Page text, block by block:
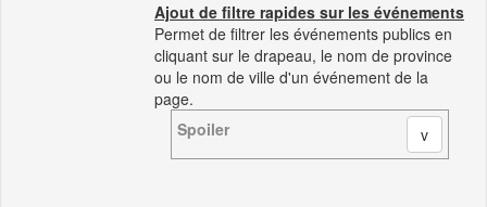
Ajout de filtre rapides sur les événements
Permet de filtrer les événements publics en
cliquant sur le drapeau, le nom de province
ou le nom de ville d'un événement de la
page.
Spoiler